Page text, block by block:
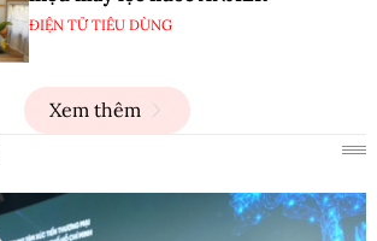
ĐIỆN TỬ TIÊU DÙNG
Xem thêm